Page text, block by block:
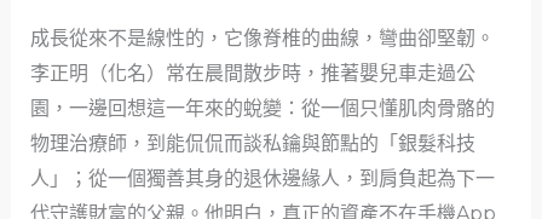
成長從來不是線性的，它像脊椎的曲線，彎曲卻堅韌。
李正明（化名）常在晨間散步時，推著嬰兒車走過公
園，一邊回想這一年來的蛻變：從一個只懂肌肉骨骼的
物理治療師，到能侃侃而談私鑰與節點的「銀髮科技
人」；從一個獨善其身的退休邊緣人，到肩負起為下一
代守護財富的父親。他明白，真正的資產不在手機App